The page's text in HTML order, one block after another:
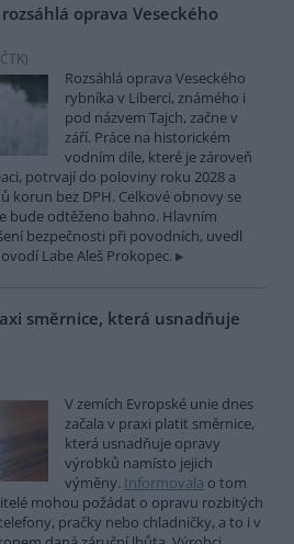
oprava Veseckého
ČTK)
Rozsáhlá oprava Veseckého
rybníka v Liberci, známého i
pod názvem Tajch, začne v
září. Práce na historickém
vodním díle, které je zároveň
potrvají do poloviny roku 2028 a
korun bez DPH. Celkové obnovy se
bude odtěženo bahno. Hlavním
bezpečnosti při povodních, uvedl
Labe Aleš Prokopec.
směrnice, která usnadňuje
V zemích Evropské unie dnes
začala v praxi platit směrnice,
která usnadňuje opravy
výrobků namísto jejich
výměny. Informovala o tom
mohou požádat o opravu rozbitých
pračky nebo chladničky, a to i v